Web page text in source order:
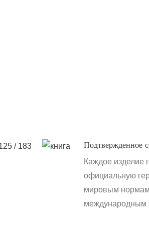
Подтвержденное
Каждое изделие
официальную
мировым нормам
международным